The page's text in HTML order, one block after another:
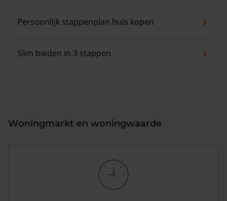
Persoonlijk stappenplan huis kopen
Slim bieden in 3 stappen
Woningmarkt en woningwaarde